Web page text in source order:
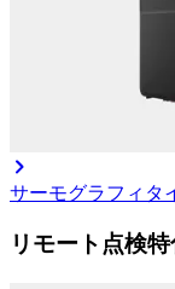
サーモグラフィタ
リモート点検